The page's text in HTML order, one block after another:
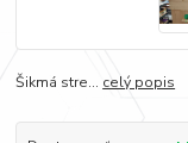
Šikmá stre... celý popis